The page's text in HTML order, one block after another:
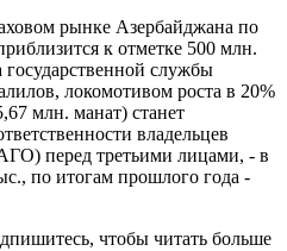
рынке Азербайджана по
к отметке 500 млн.
государственной службы
локомотивом роста в 20%
млн. манат) станет
владельцев
перед третьими лицами, - в
по итогам прошлого года -
чтобы читать больше